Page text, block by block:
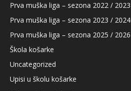
Prva muška liga – sezona 2022 / 2023
Prva muška liga – sezona 2023 / 2024
Prva muška liga – sezona 2025 / 2026
Škola košarke
Uncategorized
Upisi u školu košarke